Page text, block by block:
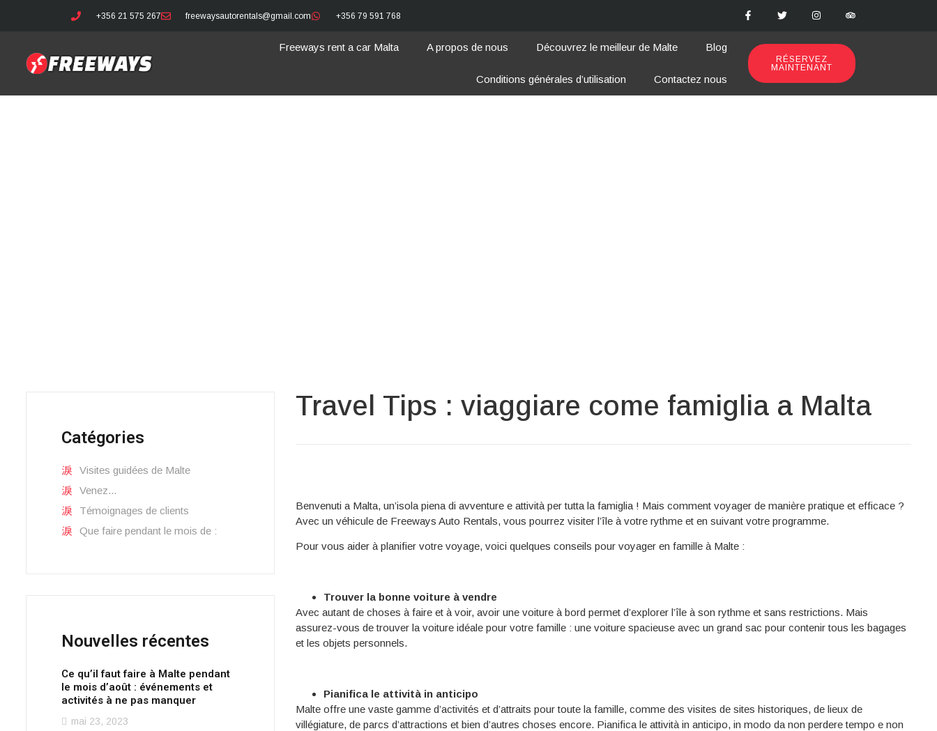
+356 21 575 267 freewaysautorentals@gmail.com +356 79 591 768
Freeways rent a car Malta A propos de nous Découvrez le meilleur de Malte Blog
Conditions générales d’utilisation Contactez nous
RÉSERVEZ
MAINTENANT
Catégories
Visites guidées de Malte
Venez...
Témoignages de clients
Que faire pendant le mois de :
Nouvelles récentes
Ce qu’il faut faire à Malte pendant
le mois d’août : événements et
activités à ne pas manquer
mai 23, 2023
Travel Tips : viaggiare come famiglia a Malta
Benvenuti a Malta, un’isola piena di avventure e attività per tutta la famiglia ! Mais comment voyager de manière pratique et efficace ?
Avec un véhicule de Freeways Auto Rentals, vous pourrez visiter l’île à votre rythme et en suivant votre programme.
Pour vous aider à planifier votre voyage, voici quelques conseils pour voyager en famille à Malte :
Trouver la bonne voiture à vendre
Avec autant de choses à faire et à voir, avoir une voiture à bord permet d’explorer l’île à son rythme et sans restrictions. Mais
assurez-vous de trouver la voiture idéale pour votre famille : une voiture spacieuse avec un grand sac pour contenir tous les bagages
et les objets personnels.
Pianifica le attività in anticipo
Malte offre une vaste gamme d’activités et d’attraits pour toute la famille, comme des visites de sites historiques, de lieux de
villégiature, de parcs d’attractions et bien d’autres choses encore. Pianifica le attività in anticipo, in modo da non perdere tempo e non